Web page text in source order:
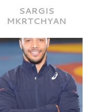
SARGIS
MKRTCHYAN